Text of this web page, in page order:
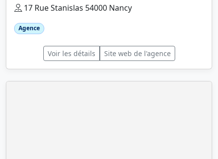
17 Rue Stanislas 54000 Nancy
Agence
Voir les détails Site web de l'agence